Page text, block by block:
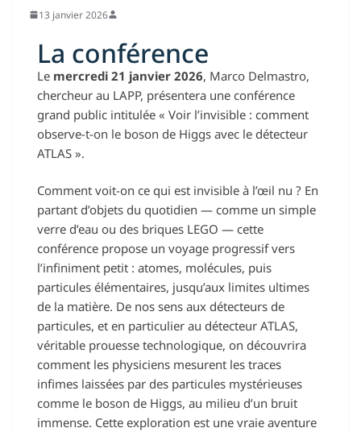
13 janvier 2026
La conférence
Le mercredi 21 janvier 2026, Marco Delmastro,
chercheur au LAPP, présentera une conférence
grand public intitulée « Voir l’invisible : comment
observe-t-on le boson de Higgs avec le détecteur
ATLAS ».
Comment voit-on ce qui est invisible à l’œil nu ? En
partant d’objets du quotidien — comme un simple
verre d’eau ou des briques LEGO — cette
conférence propose un voyage progressif vers
l’infiniment petit : atomes, molécules, puis
particules élémentaires, jusqu’aux limites ultimes
de la matière. De nos sens aux détecteurs de
particules, et en particulier au détecteur ATLAS,
véritable prouesse technologique, on découvrira
comment les physiciens mesurent les traces
infimes laissées par des particules mystérieuses
comme le boson de Higgs, au milieu d’un bruit
immense. Cette exploration est une vraie aventure